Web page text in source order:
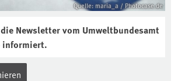
Quelle: maria_a / Photocase.de
Newsletter vom Umweltbundesamt
informiert.